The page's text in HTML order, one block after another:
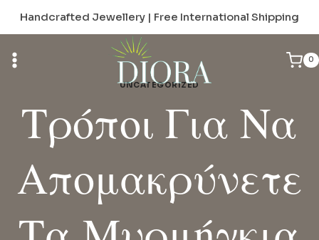
content
Handcrafted Jewellery | Free International Shipping
0
UNCATEGORIZED
Τρόποι Για Να
Απομακρύνετε